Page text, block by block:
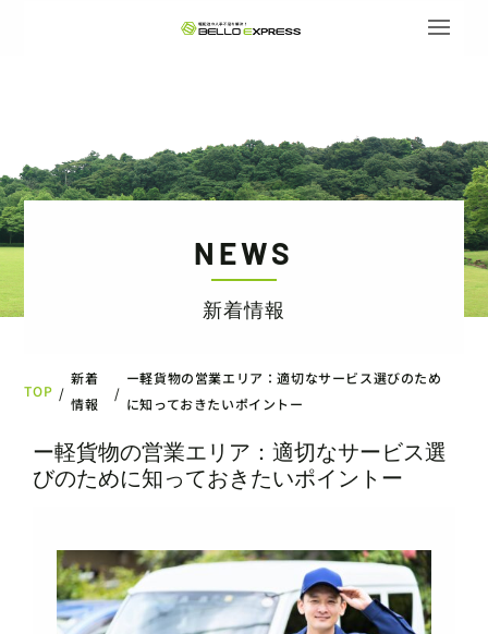
NEWS
新着情報
TOP /
新着
情報
/
ー軽貨物の営業エリア：適切なサービス選びのため
に知っておきたいポイントー
ー軽貨物の営業エリア：適切なサービス選
びのために知っておきたいポイントー